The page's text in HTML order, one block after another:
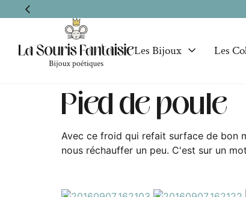
Les Bijoux Les
Pied de poule
Avec ce froid qui refait surface de bon
nous réchauffer un peu. C'est sur un